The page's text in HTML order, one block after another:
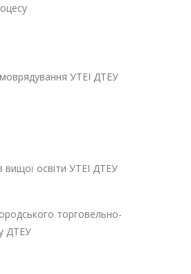
УТЕІ ДТЕУ
вищої освіти УТЕІ ДТЕУ
торговельно-
ДТЕУ